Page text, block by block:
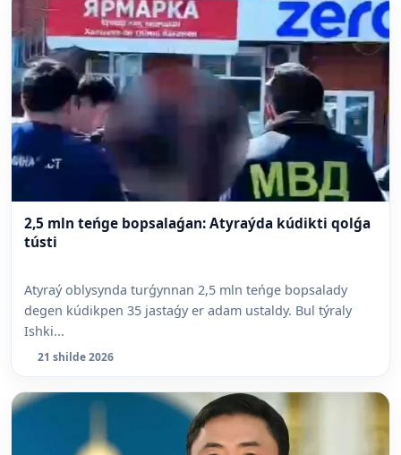
2,5 mln teńge bopsalaǵan: Atyraýda kúdikti qolǵa
tústi
Atyraý oblysynda turǵynnan 2,5 mln teńge bopsalady
degen kúdikpen 35 jastaǵy er adam ustaldy. Bul týraly
Ishki...
21 shilde 2026